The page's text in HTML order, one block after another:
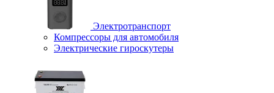
Электротранспорт
Компрессоры для автомобиля
Электрические гироскутеры